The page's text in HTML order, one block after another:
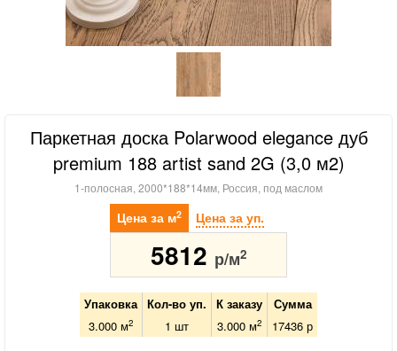
Паркетная доска Polarwood elegance дуб
premium 188 artist sand 2G (3,0 м2)
1-полосная, 2000*188*14мм, Россия, под маслом
Цена за м2 Цена за уп.
5812 р/м2
Упаковка Кол-во уп. К заказу
Сумма
3.000 м2 1 шт 3.000 м2 17436 р